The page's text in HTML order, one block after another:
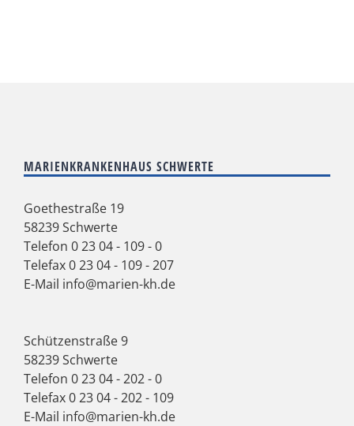
MARIENKRANKENHAUS SCHWERTE
Goethestraße 19
58239 Schwerte
Telefon 0 23 04 - 109 - 0
Telefax 0 23 04 - 109 - 207
E-Mail info@marien-kh.de
Schützenstraße 9
58239 Schwerte
Telefon 0 23 04 - 202 - 0
Telefax 0 23 04 - 202 - 109
E-Mail info@marien-kh.de